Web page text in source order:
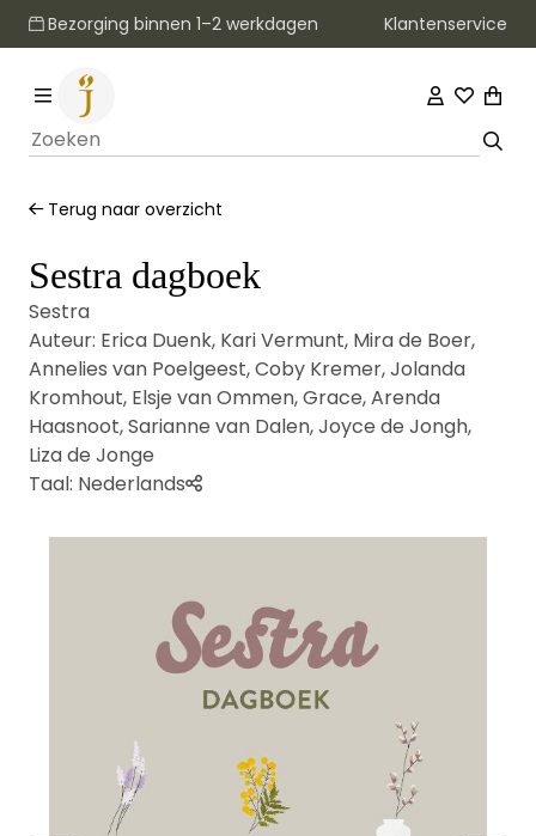
Bezorging binnen 1–2 werkdagen Klantenservice
Terug naar overzicht
Sestra dagboek
Sestra
Auteur: Erica Duenk, Kari Vermunt, Mira de Boer,
Annelies van Poelgeest,Coby Kremer,Jolanda
Kromhout, Elsje van Ommen,Grace,Arenda
Haasnoot,Sarianne van Dalen,Joyce de Jongh,
Liza de Jonge
Taal: Nederlands